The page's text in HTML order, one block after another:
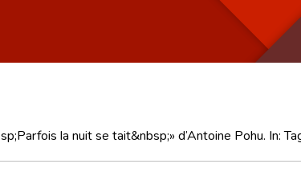
la nuit se tait&nbsp;» d’Antoine Pohu. In: